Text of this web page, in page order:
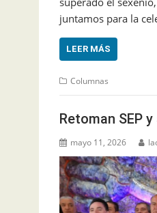
juntamos para la
LEER MÁS
Columnas
Retoman SEP
mayo 11, 2026